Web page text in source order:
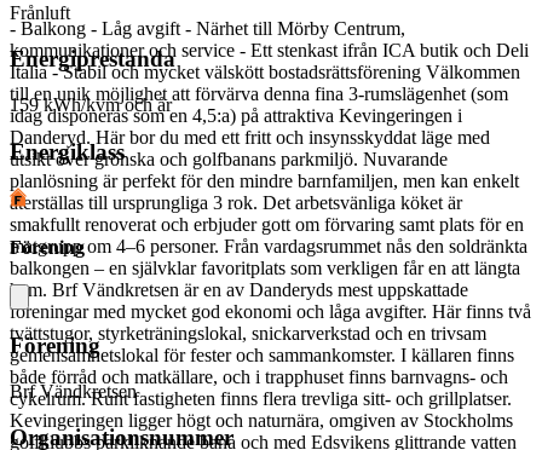
- Balkong - Låg avgift - Närhet till Mörby Centrum,
kommunikationer och service - Ett stenkast ifrån ICA butik och Deli
Italia - Stabil och mycket välskött bostadsrättsförening Välkommen
till en unik möjlighet att förvärva denna fina 3‑rumslägenhet (som
idag disponeras som en 4,5:a) på attraktiva Kevingeringen i
Danderyd. Här bor du med ett fritt och insynsskyddat läge med
utsikt över grönska och golfbanans parkmiljö. Nuvarande
planlösning är perfekt för den mindre barnfamiljen, men kan enkelt
återställas till ursprungliga 3 rok. Det arbetsvänliga köket är
smakfullt renoverat och erbjuder gott om förvaring samt plats för en
matgrupp om 4–6 personer. Från vardagsrummet nås den soldränkta
balkongen – en självklar favoritplats som verkligen får en att längta
hem. Brf Vändkretsen är en av Danderyds mest uppskattade
föreningar med mycket god ekonomi och låga avgifter. Här finns två
tvättstugor, styrketräningslokal, snickarverkstad och en trivsam
gemensamhetslokal för fester och sammankomster. I källaren finns
både förråd och matkällare, och i trapphuset finns barnvagns- och
cykelrum. Runt fastigheten finns flera trevliga sitt- och grillplatser.
Kevingeringen ligger högt och naturnära, omgiven av Stockholms
golfklubbs parkliknande bana och med Edsvikens glittrande vatten
Frånluft
Energiprestanda
159 kWh/kvm och år
Energiklass
Förening
Förening
Brf Vändkretsen
Organisationsnummer